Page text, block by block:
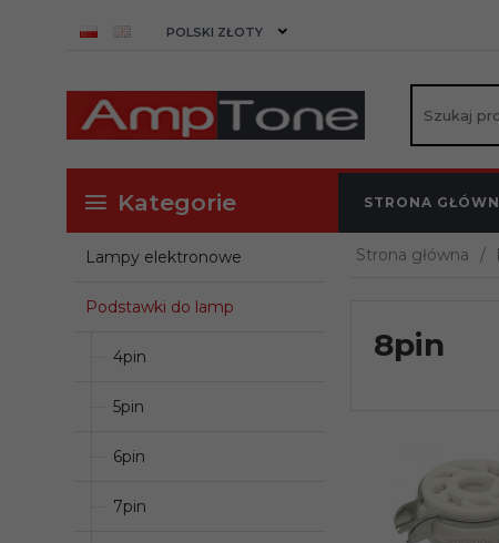
currency_h
POLSKI ZŁOTY
Kategorie STRONA
Lampy elektronowe
Podstawki do lamp
4pin
5pin
6pin
7pin
Strona główna
8pin